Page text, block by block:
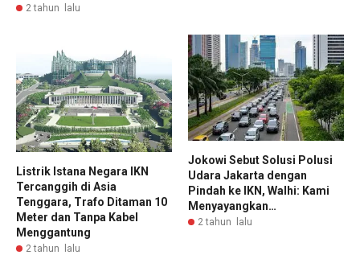
2 tahun lalu
Listrik Istana Negara IKN
Tercanggih di Asia
Tenggara, Trafo Ditaman 10
Meter dan Tanpa Kabel
Menggantung
2 tahun lalu
Jokowi Sebut Solusi Polusi
Udara Jakarta dengan
Pindah ke IKN, Walhi: Kami
Menyayangkan…
2 tahun lalu